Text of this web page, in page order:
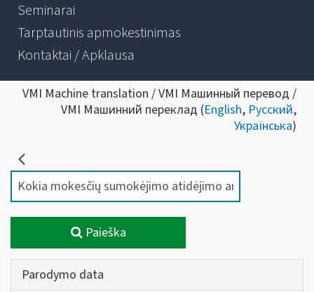
Seminarai
Tarptautinis apmokestinimas
Kontaktai / Apklausa
VMI Machine translation / VMI Машинный перевод /
VMI Машинний переклад (English, Русский,
Українська)
Paieška
Parodymo data